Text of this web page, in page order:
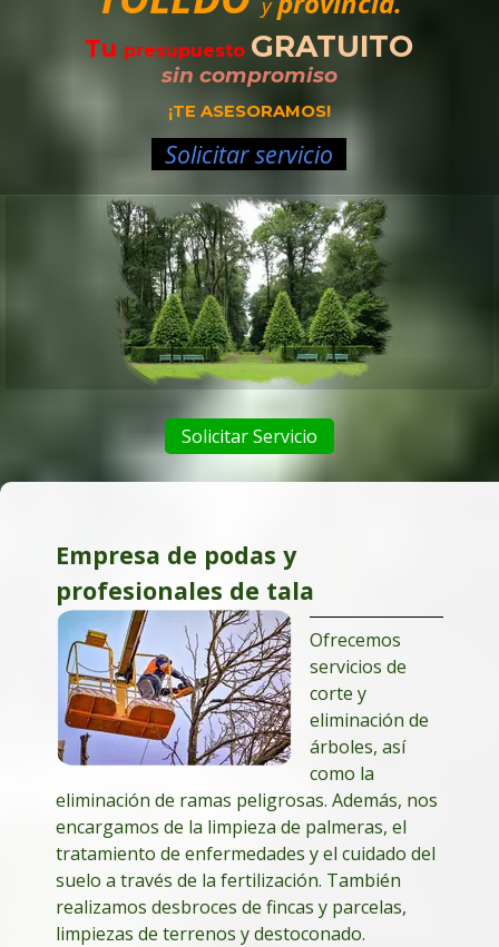
Tu presupuesto GRATUITO
sin compromiso
¡TE ASESORAMOS!
Solicitar servicio
Solicitar Servicio
Empresa de podas y
profesionales de tala
Ofrecemos
servicios de
corte y
eliminación de
árboles, así
como la
eliminación de ramas peligrosas. Además, nos
encargamos de la limpieza de palmeras, el
tratamiento de enfermedades y el cuidado del
suelo a través de la fertilización. También
realizamos desbroces de fincas y parcelas,
limpiezas de terrenos y destoconado.